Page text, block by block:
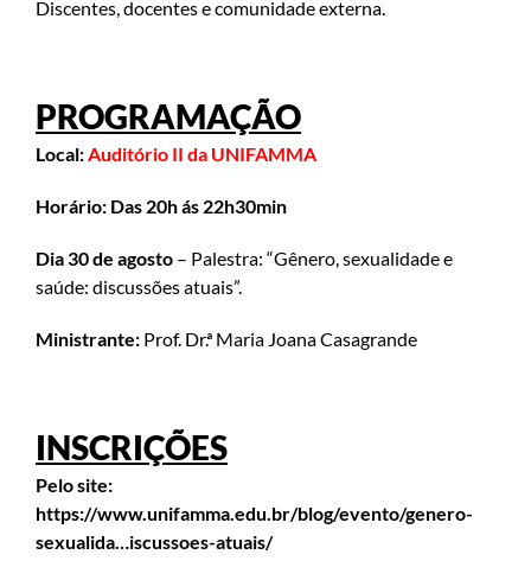
Discentes, docentes e comunidade externa.
PROGRAMAÇÃO
Local:Auditório II da UNIFAMMA
Horário: Das 20h ás 22h30min
Dia 30 de agosto – Palestra: “Gênero, sexualidade e
saúde: discussões atuais”.
Ministrante: Prof. Dr.ª Maria Joana Casagrande
INSCRIÇÕES
Pelo site:
https://www.unifamma.edu.br/blog/evento/genero-
sexualida…iscussoes-atuais/